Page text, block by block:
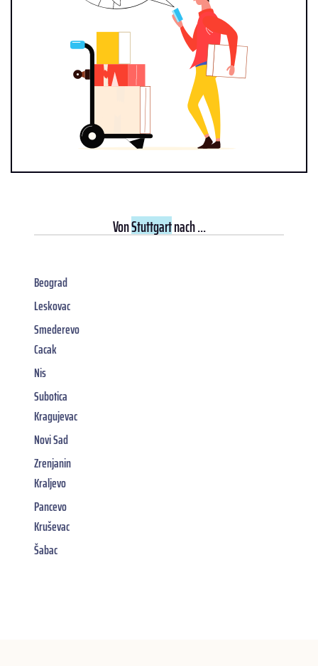
VonStuttgartnach ...
Beograd
Leskovac
Smederevo
Cacak
Nis
Subotica
Kragujevac
Novi Sad
Zrenjanin
Kraljevo
Pancevo
Kruševac
Šabac